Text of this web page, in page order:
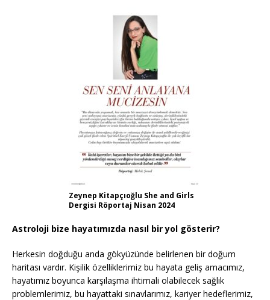
Zeynep Kitapçıoğlu She and Girls
Dergisi Röportaj Nisan 2024
Astroloji bize hayatımızda nasıl bir yol gösterir?
Herkesin doğduğu anda gökyüzünde belirlenen bir doğum
haritası vardır. Kişilik özelliklerimiz bu hayata geliş amacımız,
hayatımız boyunca karşılaşma ihtimali olabilecek sağlık
problemlerimiz, bu hayattaki sınavlarımız, kariyer hedeflerimiz,